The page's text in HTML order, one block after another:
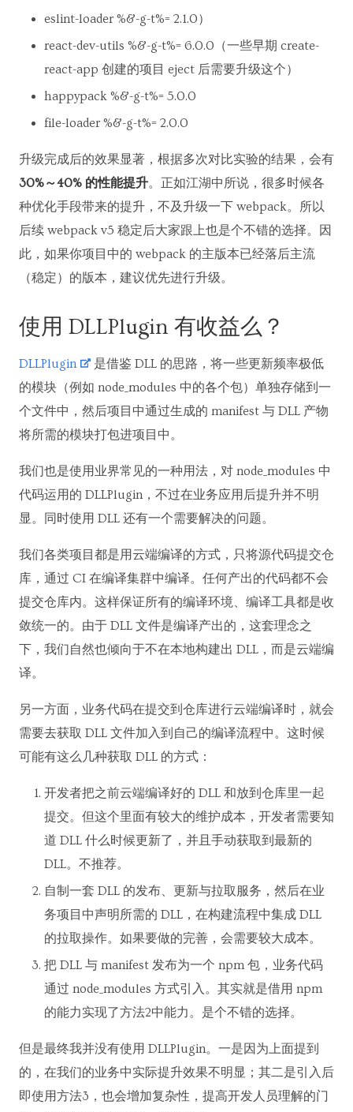
eslint-loader %&-g-t%= 2.1.0）
react-dev-utils %&-g-t%= 6.0.0（一些早期 create-
react-app 创建的项目 eject 后需要升级这个）
happypack %&-g-t%= 5.0.0
file-loader %&-g-t%= 2.0.0
升级完成后的效果显著，根据多次对比实验的结果，会有
30%～40% 的性能提升。正如江湖中所说，很多时候各
种优化手段带来的提升，不及升级一下 webpack。所以
后续 webpack v5 稳定后大家跟上也是个不错的选择。因
此，如果你项目中的 webpack 的主版本已经落后主流
（稳定）的版本，建议优先进行升级。
使用 DLLPlugin 有收益么？
DLLPlugin
是借鉴 DLL 的思路，将一些更新频率极低
的模块（例如 node_modules 中的各个包）单独存储到一
个文件中，然后项目中通过生成的 manifest 与 DLL 产物
将所需的模块打包进项目中。
我们也是使用业界常见的一种用法，对 node_modules 中
代码运用的 DLLPlugin，不过在业务应用后提升并不明
显。同时使用 DLL 还有一个需要解决的问题。
我们各类项目都是用云端编译的方式，只将源代码提交仓
库，通过 CI 在编译集群中编译。任何产出的代码都不会
提交仓库内。这样保证所有的编译环境、编译工具都是收
敛统一的。由于 DLL 文件是编译产出的，这套理念之
下，我们自然也倾向于不在本地构建出 DLL，而是云端编
译。
另一方面，业务代码在提交到仓库进行云端编译时，就会
需要去获取 DLL 文件加入到自己的编译流程中。这时候
可能有这么几种获取 DLL 的方式：
开发者把之前云端编译好的 DLL 和放到仓库里一起
提交。但这个里面有较大的维护成本，开发者需要知
道 DLL 什么时候更新了，并且手动获取到最新的
DLL。不推荐。
自制一套 DLL 的发布、更新与拉取服务，然后在业
务项目中声明所需的 DLL，在构建流程中集成 DLL
的拉取操作。如果要做的完善，会需要较大成本。
把 DLL 与 manifest 发布为一个 npm 包，业务代码
通过 node_modules 方式引入。其实就是借用 npm
的能力实现了方法2中能力。是个不错的选择。
但是最终我并没有使用 DLLPlugin。一是因为上面提到
的，在我们的业务中实际提升效果不明显；其二是引入后
即使用方法3，也会增加复杂性，提高开发人员理解的门